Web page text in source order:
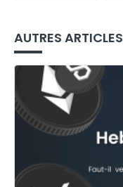
AUTRES ARTICLES